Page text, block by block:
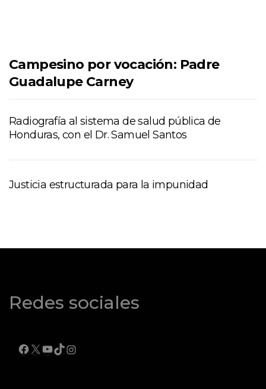
Campesino por vocación: Padre
Guadalupe Carney
Radiografía al sistema de salud pública de
Honduras, con el Dr. Samuel Santos
Justicia estructurada para la impunidad
Redes sociales
FACEBOOK
X YOUTUBE
TIKTOK
INSTAGRAM